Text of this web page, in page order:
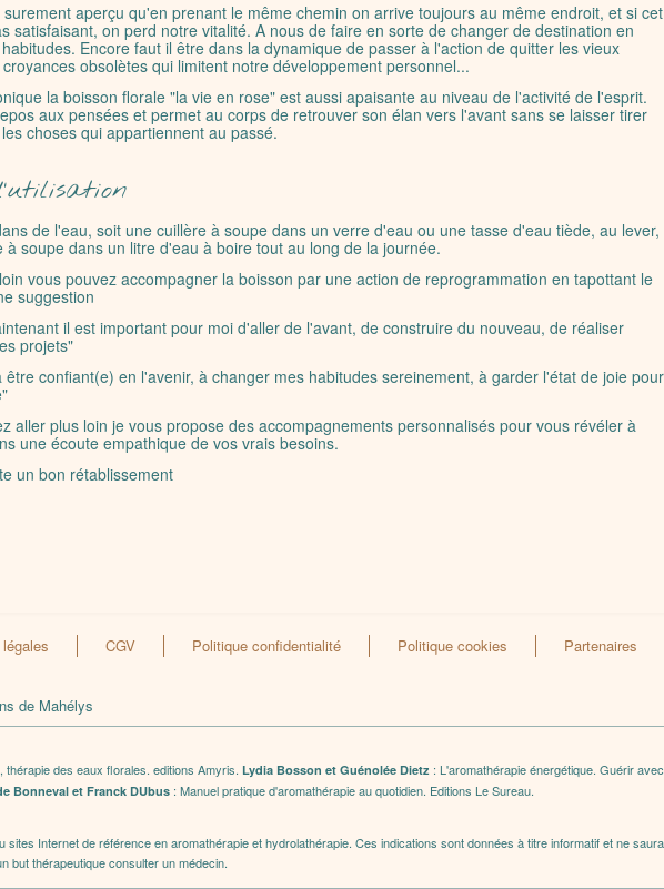
surement aperçu qu'en prenant le même chemin on arrive toujours au même endroit, et si cet
satisfaisant, on perd notre vitalité. A nous de faire en sorte de changer de destination en
Encore faut il être dans la dynamique de passer à l'action de quitter les vieux
obsolètes qui limitent notre développement personnel...
la boisson florale "la vie en rose" est aussi apaisante au niveau de l'activité de l'esprit.
aux pensées et permet au corps de retrouver son élan vers l'avant sans se laisser tirer
choses qui appartiennent au passé.
de l'eau, soit une cuillère à soupe dans un verre d'eau ou une tasse d'eau tiède, au lever,
à soupe dans un litre d'eau à boire tout au long de la journée.
vous pouvez accompagner la boisson par une action de reprogrammation en tapottant le
suggestion
il est important pour moi d'aller de l'avant, de construire du nouveau, de réaliser
projets"
être confiant(e) en l'avenir, à changer mes habitudes sereinement, à garder l'état de joie pour
aller plus loin je vous propose des accompagnements personnalisés pour vous révéler à
une écoute empathique de vos vrais besoins.
un bon rétablissement
CGV Politique confidentialité Politique cookies Partenaires
de Mahélys
thérapie des eaux florales. editions Amyris. Lydia Bosson et Guénolée Dietz : L'aromathérapie énergétique. Guérir
Bonneval et Franck DUbus : Manuel pratique d'aromathérapie au quotidien. Editions Le Sureau.
Internet de référence en aromathérapie et hydrolathérapie. Ces indications sont données à titre informatif et ne
but thérapeutique consulter un médecin.